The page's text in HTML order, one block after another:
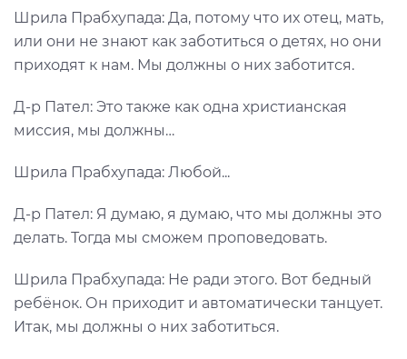
Шрила Прабхупада: Да, потому что их отец, мать,
или они не знают как заботиться о детях, но они
приходят к нам. Мы должны о них заботится.
Д-р Пател: Это также как одна христианская
миссия, мы должны…
Шрила Прабхупада: Любой...
Д-р Пател: Я думаю, я думаю, что мы должны это
делать. Тогда мы сможем проповедовать.
Шрила Прабхупада: Не ради этого. Вот бедный
ребёнок. Он приходит и автоматически танцует.
Итак, мы должны о них заботиться.